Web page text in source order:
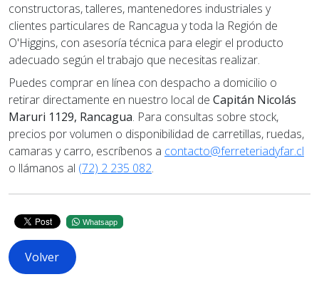
constructoras, talleres, mantenedores industriales y
clientes particulares de Rancagua y toda la Región de
O'Higgins, con asesoría técnica para elegir el producto
adecuado según el trabajo que necesitas realizar.
Puedes comprar en línea con despacho a domicilio o
retirar directamente en nuestro local de Capitán Nicolás
Maruri 1129, Rancagua. Para consultas sobre stock,
precios por volumen o disponibilidad de carretillas, ruedas,
camaras y carro, escríbenos a contacto@ferreteriadyfar.cl
o llámanos al (72) 2 235 082.
Whatsapp
Volver